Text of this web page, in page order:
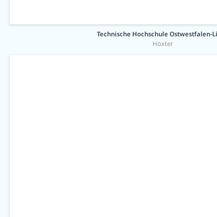
Technische Hochschule Ostwestfalen-
Höxter